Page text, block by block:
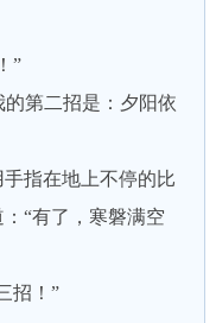
”
第二招是：夕阳依
指在地上不停的比
“有了，寒磐满空
招！”